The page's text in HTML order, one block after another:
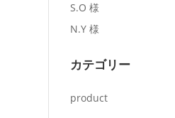
S.O 様
N.Y 様
カテゴリー
product